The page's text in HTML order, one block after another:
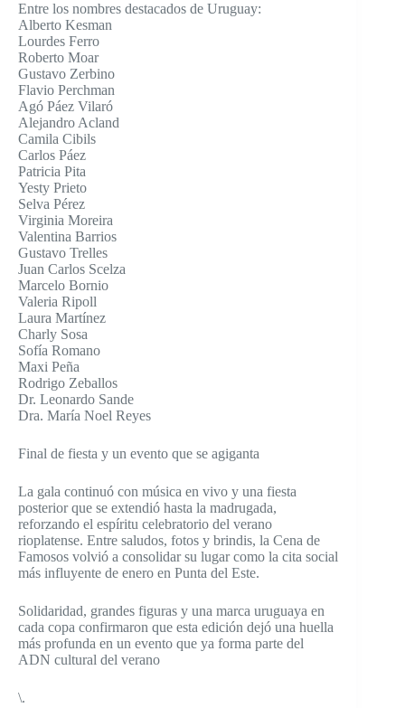
Entre los nombres destacados de Uruguay:
Alberto Kesman
Lourdes Ferro
Roberto Moar
Gustavo Zerbino
Flavio Perchman
Agó Páez Vilaró
Alejandro Acland
Camila Cibils
Carlos Páez
Patricia Pita
Yesty Prieto
Selva Pérez
Virginia Moreira
Valentina Barrios
Gustavo Trelles
Juan Carlos Scelza
Marcelo Bornio
Valeria Ripoll
Laura Martínez
Charly Sosa
Sofía Romano
Maxi Peña
Rodrigo Zeballos
Dr. Leonardo Sande
Dra. María Noel Reyes
Final de fiesta y un evento que se agiganta
La gala continuó con música en vivo y una fiesta
posterior que se extendió hasta la madrugada,
reforzando el espíritu celebratorio del verano
rioplatense. Entre saludos, fotos y brindis, la Cena de
Famosos volvió a consolidar su lugar como la cita social
más influyente de enero en Punta del Este.
Solidaridad, grandes figuras y una marca uruguaya en
cada copa confirmaron que esta edición dejó una huella
más profunda en un evento que ya forma parte del
ADN cultural del verano
\.